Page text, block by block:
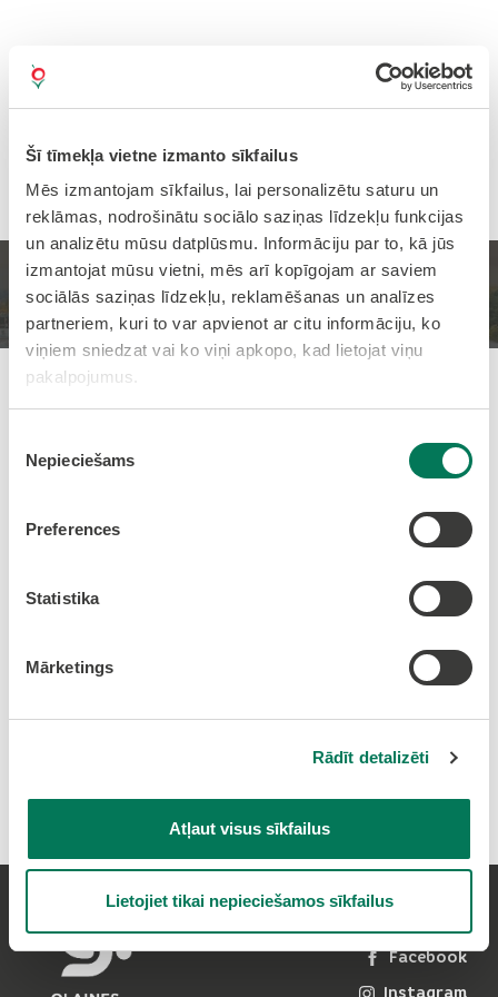
Šī tīmekļa vietne izmanto sīkfailus
Mēs izmantojam sīkfailus, lai personalizētu saturu un
reklāmas, nodrošinātu sociālo saziņas līdzekļu funkcijas
un analizētu mūsu datplūsmu. Informāciju par to, kā jūs
izmantojat mūsu vietni, mēs arī kopīgojam ar saviem
sociālās saziņas līdzekļu, reklamēšanas un analīzes
partneriem, kuri to var apvienot ar citu informāciju, ko
viņiem sniedzat vai ko viņi apkopo, kad lietojat viņu
pakalpojumus.
izvēle
Nepieciešams
Preferences
Statistika
Mārketings
Rādīt detalizēti
Atļaut visus sīkfailus
Lietojiet tikai nepieciešamos sīkfailus
Sākums Sporta pasākumu kalendārs
Badmintona turnīrs
Jaunolaines Sporta nams
Badmintona turnīrs "Dzērvenīte" 2025
Drukāt rakstu
Facebook
Instagram